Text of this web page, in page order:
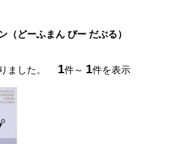
（どーふまん ぴー だぶる）
ました。 1件～ 1件を表示